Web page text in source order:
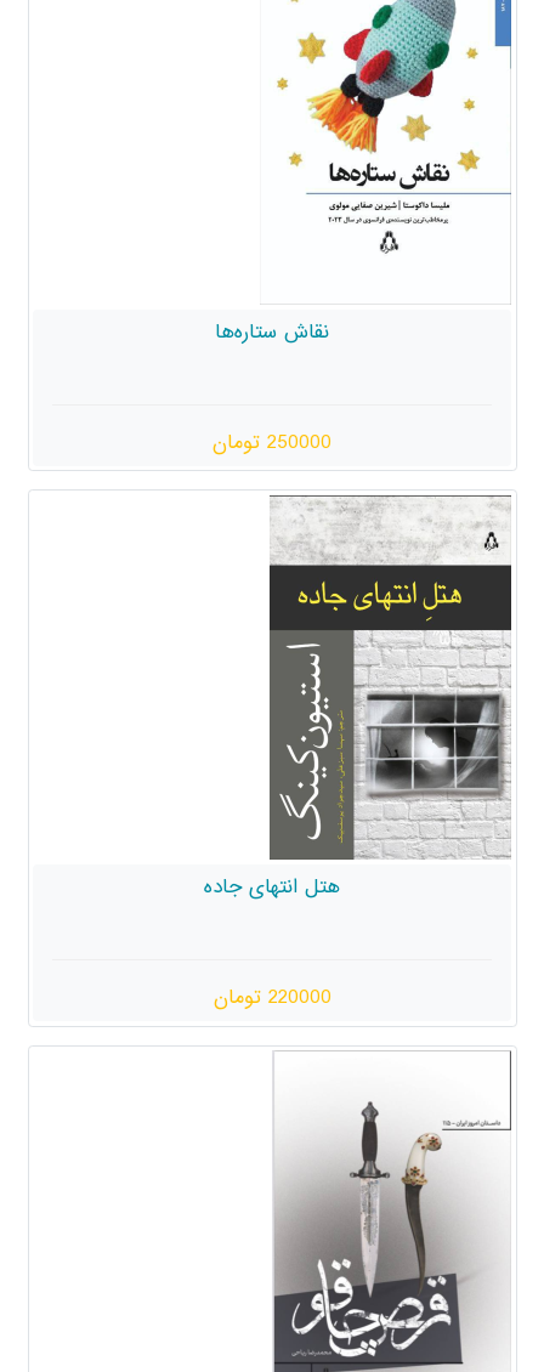
نقاش ستاره‌ها
250000 تومان
هتل انتهای جاده
220000 تومان